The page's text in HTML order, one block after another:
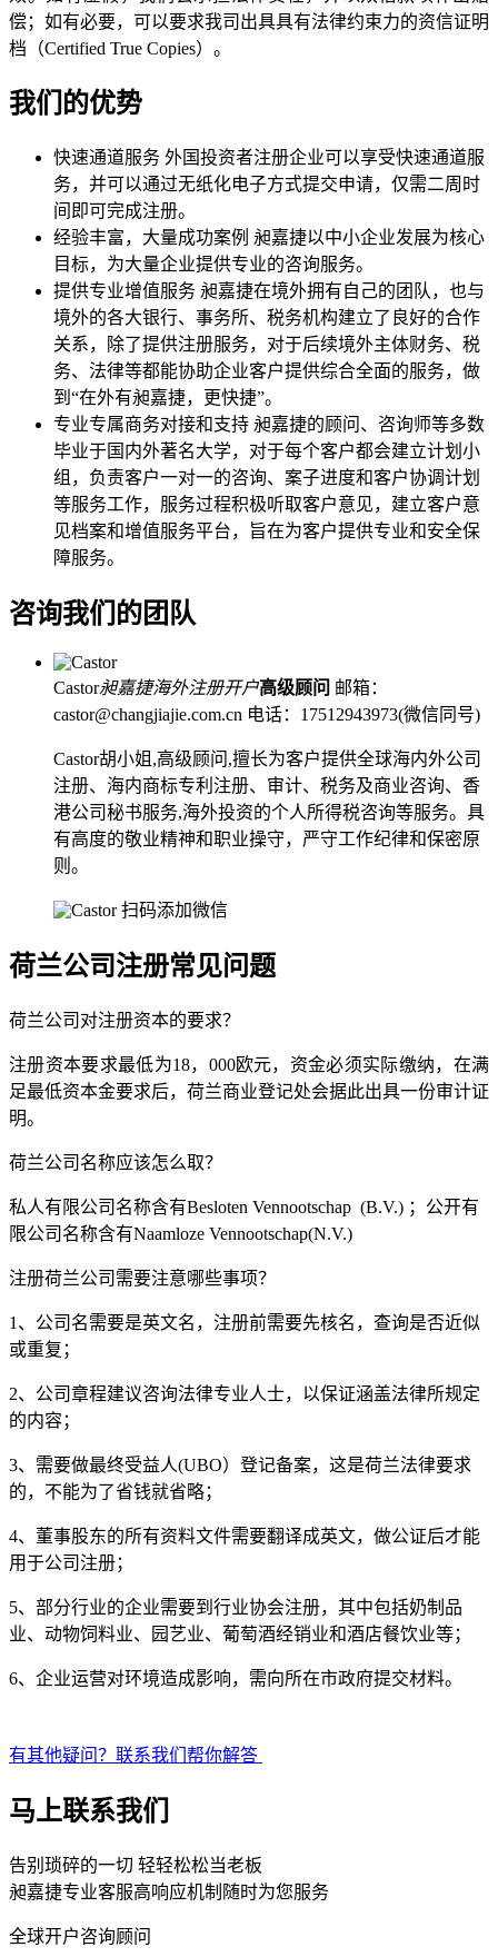
偿；如有必要，可以要求我司出具具有法律约束力的资信证明
档（Certified True Copies）。
我们的优势
快速通道服务 外国投资者注册企业可以享受快速通道服
务，并可以通过无纸化电子方式提交申请，仅需二周时
间即可完成注册。
经验丰富，大量成功案例 昶嘉捷以中小企业发展为核心
目标，为大量企业提供专业的咨询服务。
提供专业增值服务 昶嘉捷在境外拥有自己的团队，也与
境外的各大银行、事务所、税务机构建立了良好的合作
关系，除了提供注册服务，对于后续境外主体财务、税
务、法律等都能协助企业客户提供综合全面的服务，做
到“在外有昶嘉捷，更快捷”。
专业专属商务对接和支持 昶嘉捷的顾问、咨询师等多数
毕业于国内外著名大学，对于每个客户都会建立计划小
组，负责客户一对一的咨询、案子进度和客户协调计划
等服务工作，服务过程积极听取客户意见，建立客户意
见档案和增值服务平台，旨在为客户提供专业和安全保
障服务。
咨询我们的团队
Castor昶嘉捷海外注册开户高级顾问 邮箱：
castor@changjiajie.com.cn 电话：17512943973(微信同号)
Castor胡小姐,高级顾问,擅长为客户提供全球海内外公司
注册、海内商标专利注册、审计、税务及商业咨询、香
港公司秘书服务,海外投资的个人所得税咨询等服务。具
有高度的敬业精神和职业操守，严守工作纪律和保密原
则。
扫码添加微信
荷兰公司注册常见问题
荷兰公司对注册资本的要求？
注册资本要求最低为18，000欧元，资金必须实际缴纳，在满
足最低资本金要求后，荷兰商业登记处会据此出具一份审计证
明。
荷兰公司名称应该怎么取？
私人有限公司名称含有Besloten Vennootschap (B.V.) ；公开有
限公司名称含有Naamloze Vennootschap(N.V.)
注册荷兰公司需要注意哪些事项？
1、公司名需要是英文名，注册前需要先核名，查询是否近似
或重复；
2、公司章程建议咨询法律专业人士，以保证涵盖法律所规定
的内容；
3、需要做最终受益人(UBO）登记备案，这是荷兰法律要求
的，不能为了省钱就省略；
4、董事股东的所有资料文件需要翻译成英文，做公证后才能
用于公司注册；
5、部分行业的企业需要到行业协会注册，其中包括奶制品
业、动物饲料业、园艺业、葡萄酒经销业和酒店餐饮业等；
6、企业运营对环境造成影响，需向所在市政府提交材料。
有其他疑问？联系我们帮你解答
马上联系我们
告别琐碎的一切 轻轻松松当老板
昶嘉捷专业客服高响应机制随时为您服务
全球开户咨询顾问